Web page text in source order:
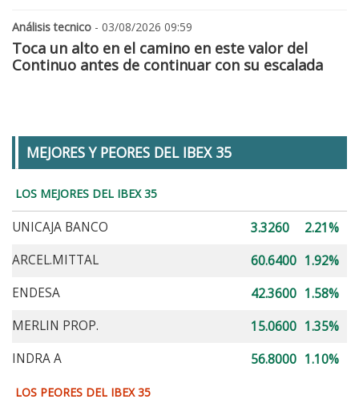
Análisis tecnico - 03/08/2026 09:59
Toca un alto en el camino en este valor del
Continuo antes de continuar con su escalada
MEJORES Y PEORES DEL IBEX 35
LOS MEJORES DEL IBEX 35
UNICAJA BANCO 3.3260
2.21%
ARCEL.MITTAL
60.6400 1.92%
ENDESA
42.3600 1.58%
MERLIN PROP.
15.0600 1.35%
INDRA A
56.8000 1.10%
LOS PEORES DEL IBEX 35